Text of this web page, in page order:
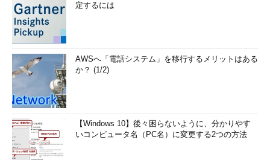
定するには
AWSへ「電話システム」を移行するメリットはある
か？ (1/2)
【Windows 10】後々困らないように、分かりやす
いコンピュータ名（PC名）に変更する2つの方法